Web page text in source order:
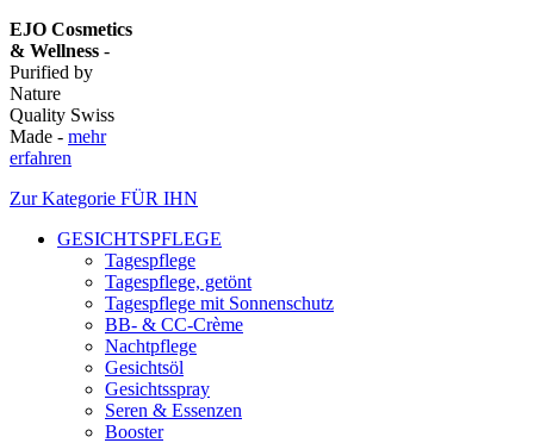
EJO Cosmetics
& Wellness -
Purified by
Nature
Quality Swiss
Made - mehr
erfahren
Zur Kategorie FÜR IHN
GESICHTSPFLEGE
Tagespflege
Tagespflege, getönt
Tagespflege mit Sonnenschutz
BB- & CC-Crème
Nachtpflege
Gesichtsöl
Gesichtsspray
Seren & Essenzen
Booster